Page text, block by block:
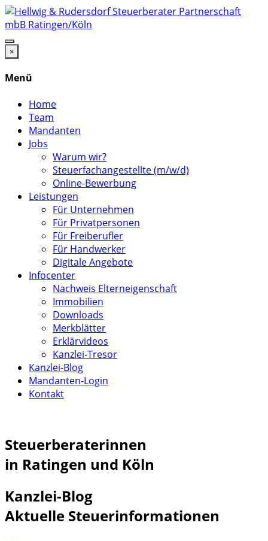
×
Menü
Home
Team
Mandanten
Jobs
Warum wir?
Steuerfachangestellte (m/w/d)
Online-Bewerbung
Leistungen
Für Unternehmen
Für Privatpersonen
Für Freiberufler
Für Handwerker
Digitale Angebote
Infocenter
Nachweis Elterneigenschaft
Immobilien
Downloads
Merkblätter
Erklärvideos
Kanzlei-Tresor
Kanzlei-Blog
Mandanten-Login
Kontakt
Steuerberaterinnen
in Ratingen und Köln
Kanzlei-Blog
Aktuelle Steuerinformationen